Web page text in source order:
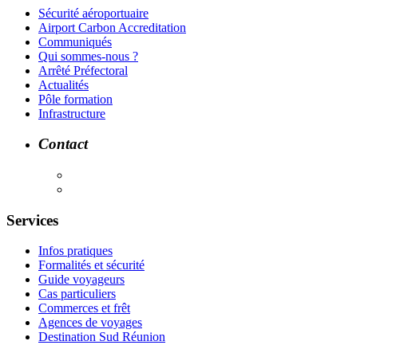
Sécurité aéroportuaire
Airport Carbon Accreditation
Communiqués
Qui sommes-nous ?
Arrêté Préfectoral
Actualités
Pôle formation
Infrastructure
Contact
Services
Infos pratiques
Formalités et sécurité
Guide voyageurs
Cas particuliers
Commerces et frêt
Agences de voyages
Destination Sud Réunion